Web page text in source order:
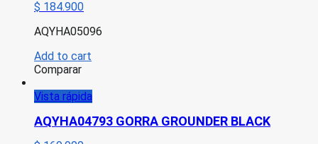
$ 184.900
AQYHA05096
Add to cart
Comparar
Vista rápida
AQYHA04793 GORRA GROUNDER BLACK